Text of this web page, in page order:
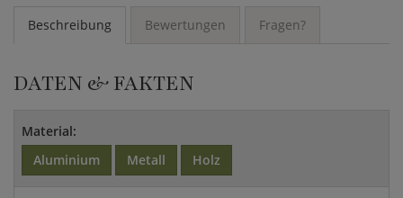
Beschreibung Bewertungen Fragen?
DATEN & FAKTEN
Material:
Aluminium
Metall Holz